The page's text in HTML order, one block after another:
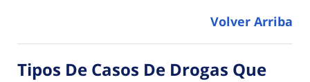
Volver Arriba
Tipos De Casos De Drogas Que